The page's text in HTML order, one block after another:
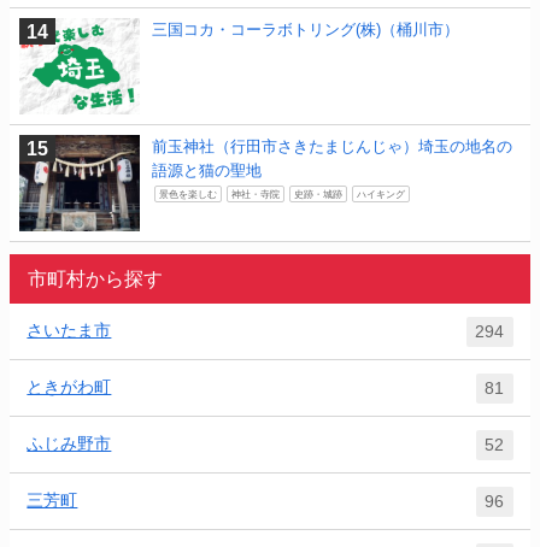
三国コカ・コーラボトリング(株)（桶川市）
前玉神社（行田市さきたまじんじゃ）埼玉の地名の
語源と猫の聖地
景色を楽しむ 神社・寺院 史跡・城跡 ハイキング
市町村から探す
さいたま市 294
ときがわ町 81
ふじみ野市 52
三芳町 96